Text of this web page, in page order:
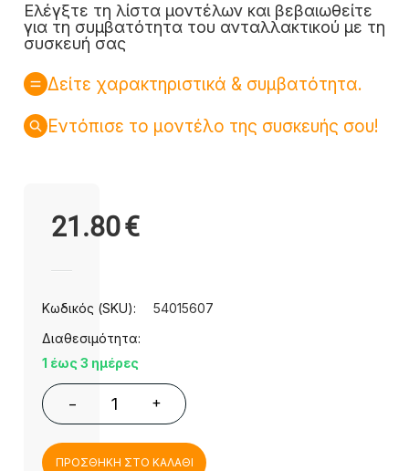
Ελέγξτε τη λίστα μοντέλων και βεβαιωθείτε
για τη συμβατότητα του ανταλλακτικού με τη
συσκευή σας
Δείτε χαρακτηριστικά & συμβατότητα.
Εντόπισε το μοντέλο της συσκευής σου!
21.80€
Κωδικός (SKU):
54015607
Διαθεσιμότητα:
1 έως 3 ημέρες
− +
ΠΡΟΣΘΗΚΗ ΣΤΟ ΚΑΛΑΘΙ